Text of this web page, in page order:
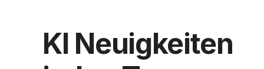
KI Neuigkeiten